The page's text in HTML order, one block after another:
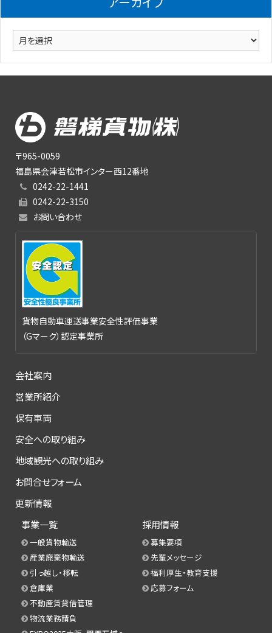
ア
ー
〒965-0059
福島県会津若松市インター西12番地
0242-22-1441
0242-22-3150
お問い合わせ
貨物自動車運送事業安全性評価事業
（Gマーク）認定事業所
会社案内
営業所紹介
保有車両
安全への取り組み
地域観光への取り組み
お問合せフォーム
更新情報
事業一覧
一般貨物輸送
産業廃棄物輸送
引っ越し・移転
倉庫業
不動産賃貸借管理
物流業務請負
採用情報
募集要項
先輩メッセージ
福利厚生・教育支援
応募フォーム